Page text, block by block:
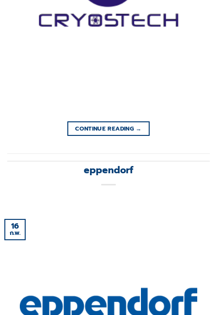
CONTINUE READING →
eppendorf
16
ก.พ.